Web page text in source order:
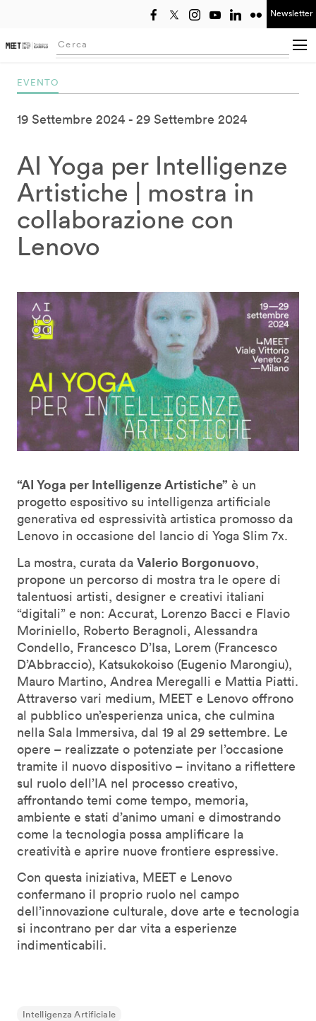
Newsletter
Searching...
EVENTO
19 Settembre 2024 29 Settembre 2024
AI Yoga per Intelligenze
Artistiche | mostra in
collaborazione con
Lenovo
“AI Yoga per Intelligenze Artistiche” è un
progetto espositivo su intelligenza artificiale
generativa ed espressività artistica promosso da
Lenovo in occasione del lancio di Yoga Slim 7x.
La mostra, curata da Valerio Borgonuovo,
propone un percorso di mostra tra le opere di
talentuosi artisti, designer e creativi italiani
“digitali” e non: Accurat, Lorenzo Bacci e Flavio
Moriniello, Roberto Beragnoli, Alessandra
Condello, Francesco D’Isa, Lorem (Francesco
D’Abbraccio), Katsukokoiso (Eugenio Marongiu),
Mauro Martino, Andrea Meregalli e Mattia Piatti.
Attraverso vari medium, MEET e Lenovo offrono
al pubblico un’esperienza unica, che culmina
nella Sala Immersiva, dal 19 al 29 settembre. Le
opere – realizzate o potenziate per l’occasione
tramite il nuovo dispositivo – invitano a riflettere
sul ruolo dell’IA nel processo creativo,
affrontando temi come tempo, memoria,
ambiente e stati d’animo umani e dimostrando
come la tecnologia possa amplificare la
creatività e aprire nuove frontiere espressive.
Con questa iniziativa, MEET e Lenovo
confermano il proprio ruolo nel campo
dell’innovazione culturale, dove arte e tecnologia
si incontrano per dar vita a esperienze
indimenticabili.
Intelligenza Artificiale